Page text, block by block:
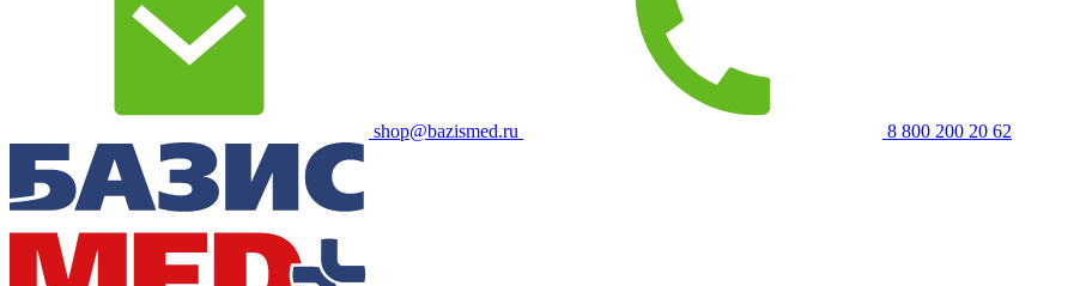
shop@bazismed.ru 8 800 200 20 62